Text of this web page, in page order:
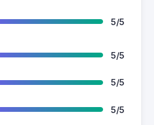
5/5
5/5
5/5
5/5